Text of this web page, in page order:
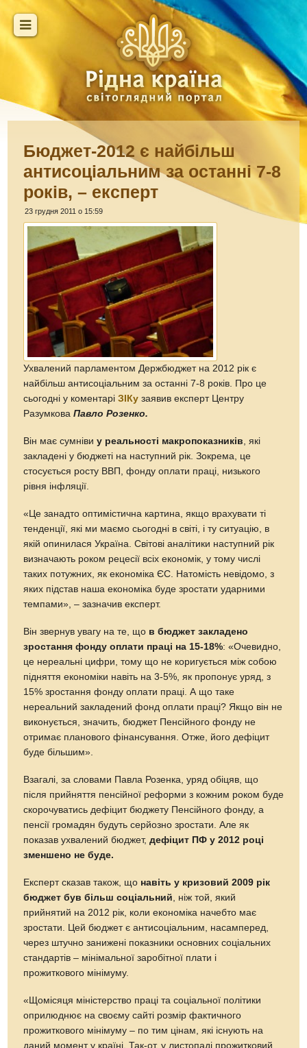
Бюджет-2012 є найбільш
антисоціальним за останні 7-8
років, – експерт
23 грудня 2011 о 15:59
Ухвалений парламентом Держбюджет на 2012 рік є
найбільш антисоціальним за останні 7-8 років. Про це
сьогодні у коментаріЗІКу заявив експерт Центру
РазумковаПавло Розенко.
Він має сумнівиу реальності макропоказників , які
закладені у бюджеті на наступний рік. Зокрема, це
стосується росту ВВП, фонду оплати праці, низького
рівня інфляції.
«Це занадто оптимістична картина, якщо врахувати ті
тенденції, які ми маємо сьогодні в світі, і ту ситуацію, в
якій опинилася Україна. Світові аналітики наступний рік
визначають роком рецесії всіх економік, у тому числі
таких потужних, як економіка ЄС. Натомість невідомо, з
яких підстав наша економіка буде зростати ударними
темпами», – зазначив експерт.
Він звернув увагу на те, що в бюджет закладено
зростання фонду оплати праці на 15-18%: «Очевидно,
це нереальні цифри, тому що не коригується між собою
підняття економіки навіть на 3-5%, як пропонує уряд, з
15% зростання фонду оплати праці. А що таке
нереальний закладений фонд оплати праці? Якщо він не
виконується, значить, бюджет Пенсійного фонду не
отримає планового фінансування. Отже, його дефіцит
буде більшим».
Взагалі, за словами Павла Розенка, уряд обіцяв, що
після прийняття пенсійної реформи з кожним роком буде
скорочуватись дефіцит бюджету Пенсійного фонду, а
пенсії громадян будуть серйозно зростати. Але як
показав ухвалений бюджет,дефіцит ПФ у 2012 році
зменшено не буде.
Експерт сказав також, що навіть у кризовий 2009 рік
бюджет був більш соціальний , ніж той, який
прийнятий на 2012 рік, коли економіка начебто має
зростати. Цей бюджет є антисоціальним, насамперед,
через штучно занижені показники основних соціальних
стандартів – мінімальної заробітної плати і
прожиткового мінімуму.
«Щомісяця міністерство праці та соціальної політики
оприлюднює на своєму сайті розмір фактичного
прожиткового мінімуму – по тим цінам, які існують на
даний момент у країні. Так-от, у листопаді прожитковий